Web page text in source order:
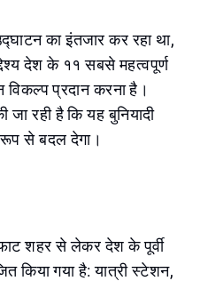
का इंतजार कर रहा था,
देश के ११ सबसे महत्वपूर्ण
प्रदान करना है।
रही है कि यह बुनियादी
से बदल देगा।
शहर से लेकर देश के पूर्वी
किया गया है: यात्री स्टेशन,